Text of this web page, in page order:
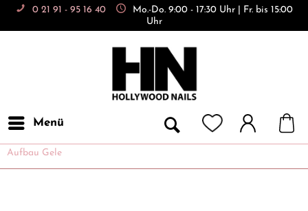
0 21 91 - 95 16 40
Mo.-Do. 9:00 - 17:30 Uhr | Fr. bis 15:00
Uhr
Menü
Aufbau Gele